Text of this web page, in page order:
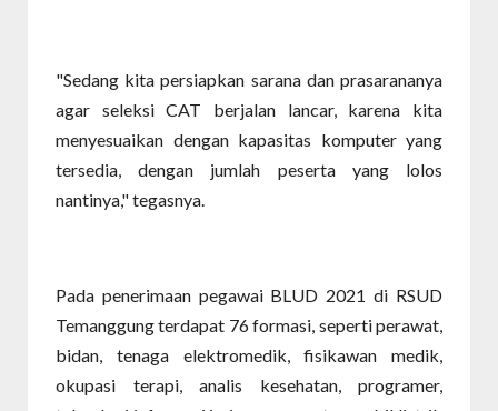
"Sedang kita persiapkan sarana dan prasarananya
agar seleksi CAT berjalan lancar, karena kita
menyesuaikan dengan kapasitas komputer yang
tersedia, dengan jumlah peserta yang lolos
nantinya," tegasnya.
Pada penerimaan pegawai BLUD 2021 di RSUD
Temanggung terdapat 76 formasi, seperti perawat,
bidan, tenaga elektromedik, fisikawan medik,
okupasi terapi, analis kesehatan, programer,